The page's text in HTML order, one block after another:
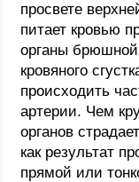
просвете
питает кровью
органы
кровяного
происходить
артерии. Чем
органов
как результат
прямой или